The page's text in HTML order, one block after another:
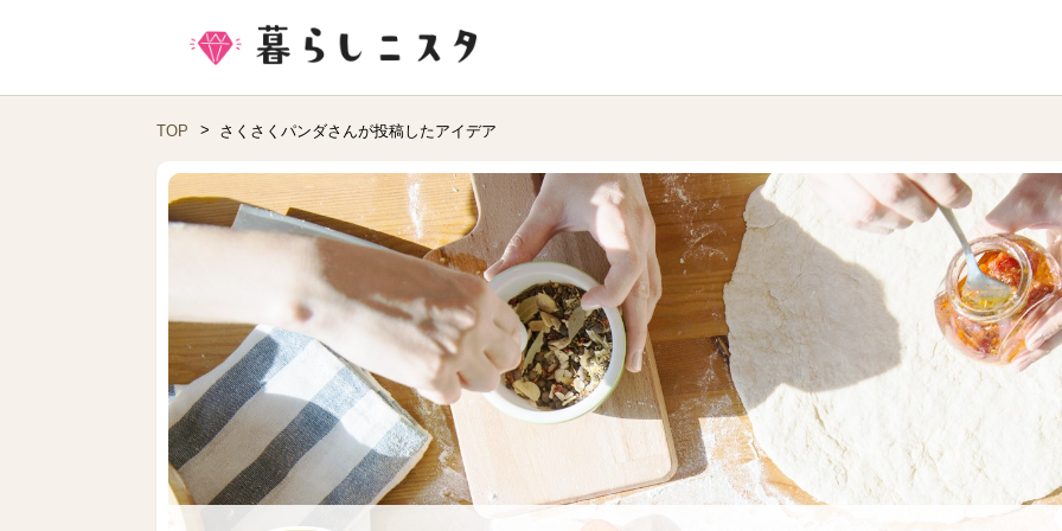
TOP さくさくパンダさんが投稿したアイデア